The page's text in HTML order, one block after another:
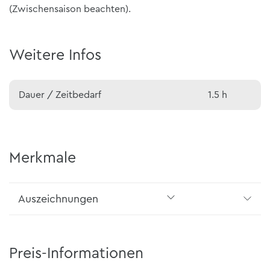
(Zwischensaison beachten).
Weitere Infos
Dauer / Zeitbedarf 1.5 h
Merkmale
Auszeichnungen
Preis-Informationen